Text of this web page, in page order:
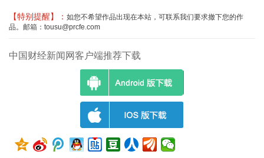
【特别提醒】： 如您不希望作品出现在本站，可联系我们要求撤下您的作
品。邮箱：tousu@prcfe.com
中国财经新闻网客户端推荐下载